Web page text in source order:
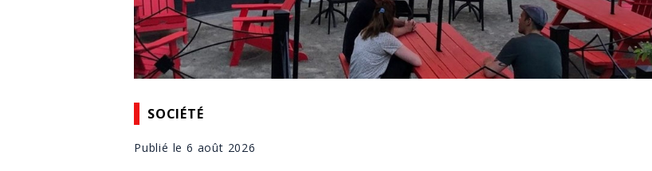
SOCIÉTÉ
Publié le 6 août 2026